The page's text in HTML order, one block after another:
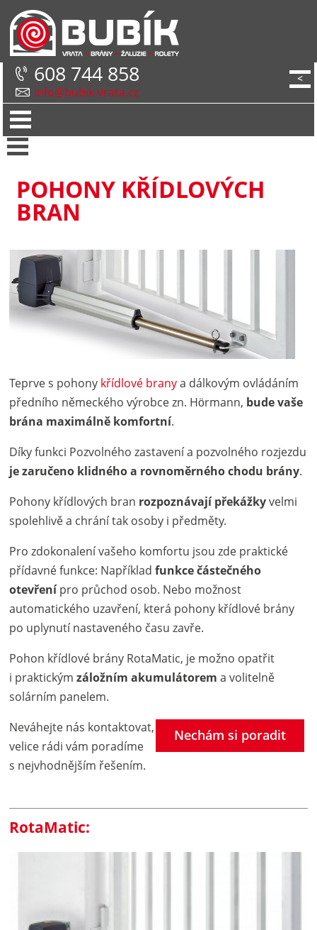
608 744 858
info@bubik-vrata.cz
<
POHONY KŘÍDLOVÝCH
BRAN
Teprve s pohony křídlové branya dálkovým ovládáním
předního německého výrobce zn. Hörmann, bude vaše
brána maximálně komfortní.
Díky funkci Pozvolného zastavení a pozvolného rozjezdu
je zaručeno klidného a rovnoměrného chodu brány.
Pohony křídlových bran rozpoznávají překážkyvelmi
spolehlivě a chrání tak osoby i předměty.
Pro zdokonalení vašeho komfortu jsou zde praktické
přídavné funkce: Napříkladfunkce částečného
otevřenípro průchod osob. Nebo možnost
automatického uzavření, která pohony křídlové brány
po uplynutí nastaveného času zavře.
Pohon křídlové brány RotaMatic, je možno opatřit
i praktickýmzáložním akumulátorem a volitelně
solárním panelem.
Nechám si poradit
Neváhejte nás kontaktovat,
velice rádi vám poradíme
s nejvhodnějším řešením.
RotaMatic: